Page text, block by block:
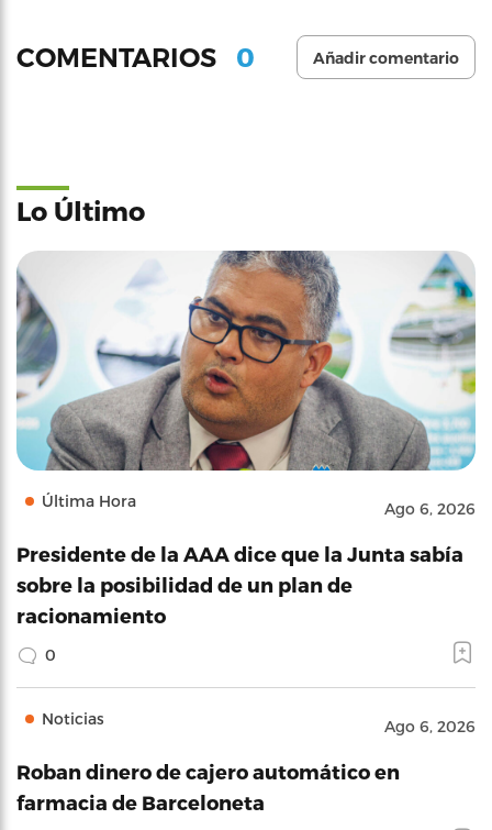
COMENTARIOS 0 Añadir comentario
Lo Último
Última Hora Ago 6, 2026
Presidente de la AAA dice que la Junta sabía
sobre la posibilidad de un plan de
racionamiento
0
Noticias Ago 6, 2026
Roban dinero de cajero automático en
farmacia de Barceloneta